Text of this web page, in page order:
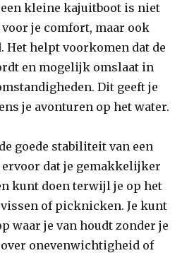
kleine kajuitboot is niet
je comfort, maar ook
Het helpt voorkomen dat de
en mogelijk omslaat in
Dit geeft je
je avonturen op het water.
goede stabiliteit van een
dat je gemakkelijker
kunt doen terwijl je op het
of picknicken. Je kunt
waar je van houdt zonder je
onevenwichtigheid of